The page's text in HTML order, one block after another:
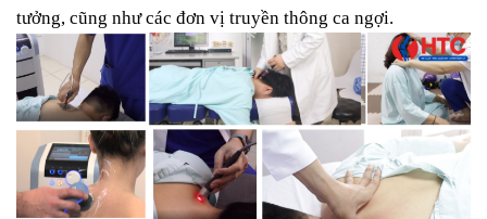
tưởng, cũng như các đơn vị truyền thông ca ngợi.